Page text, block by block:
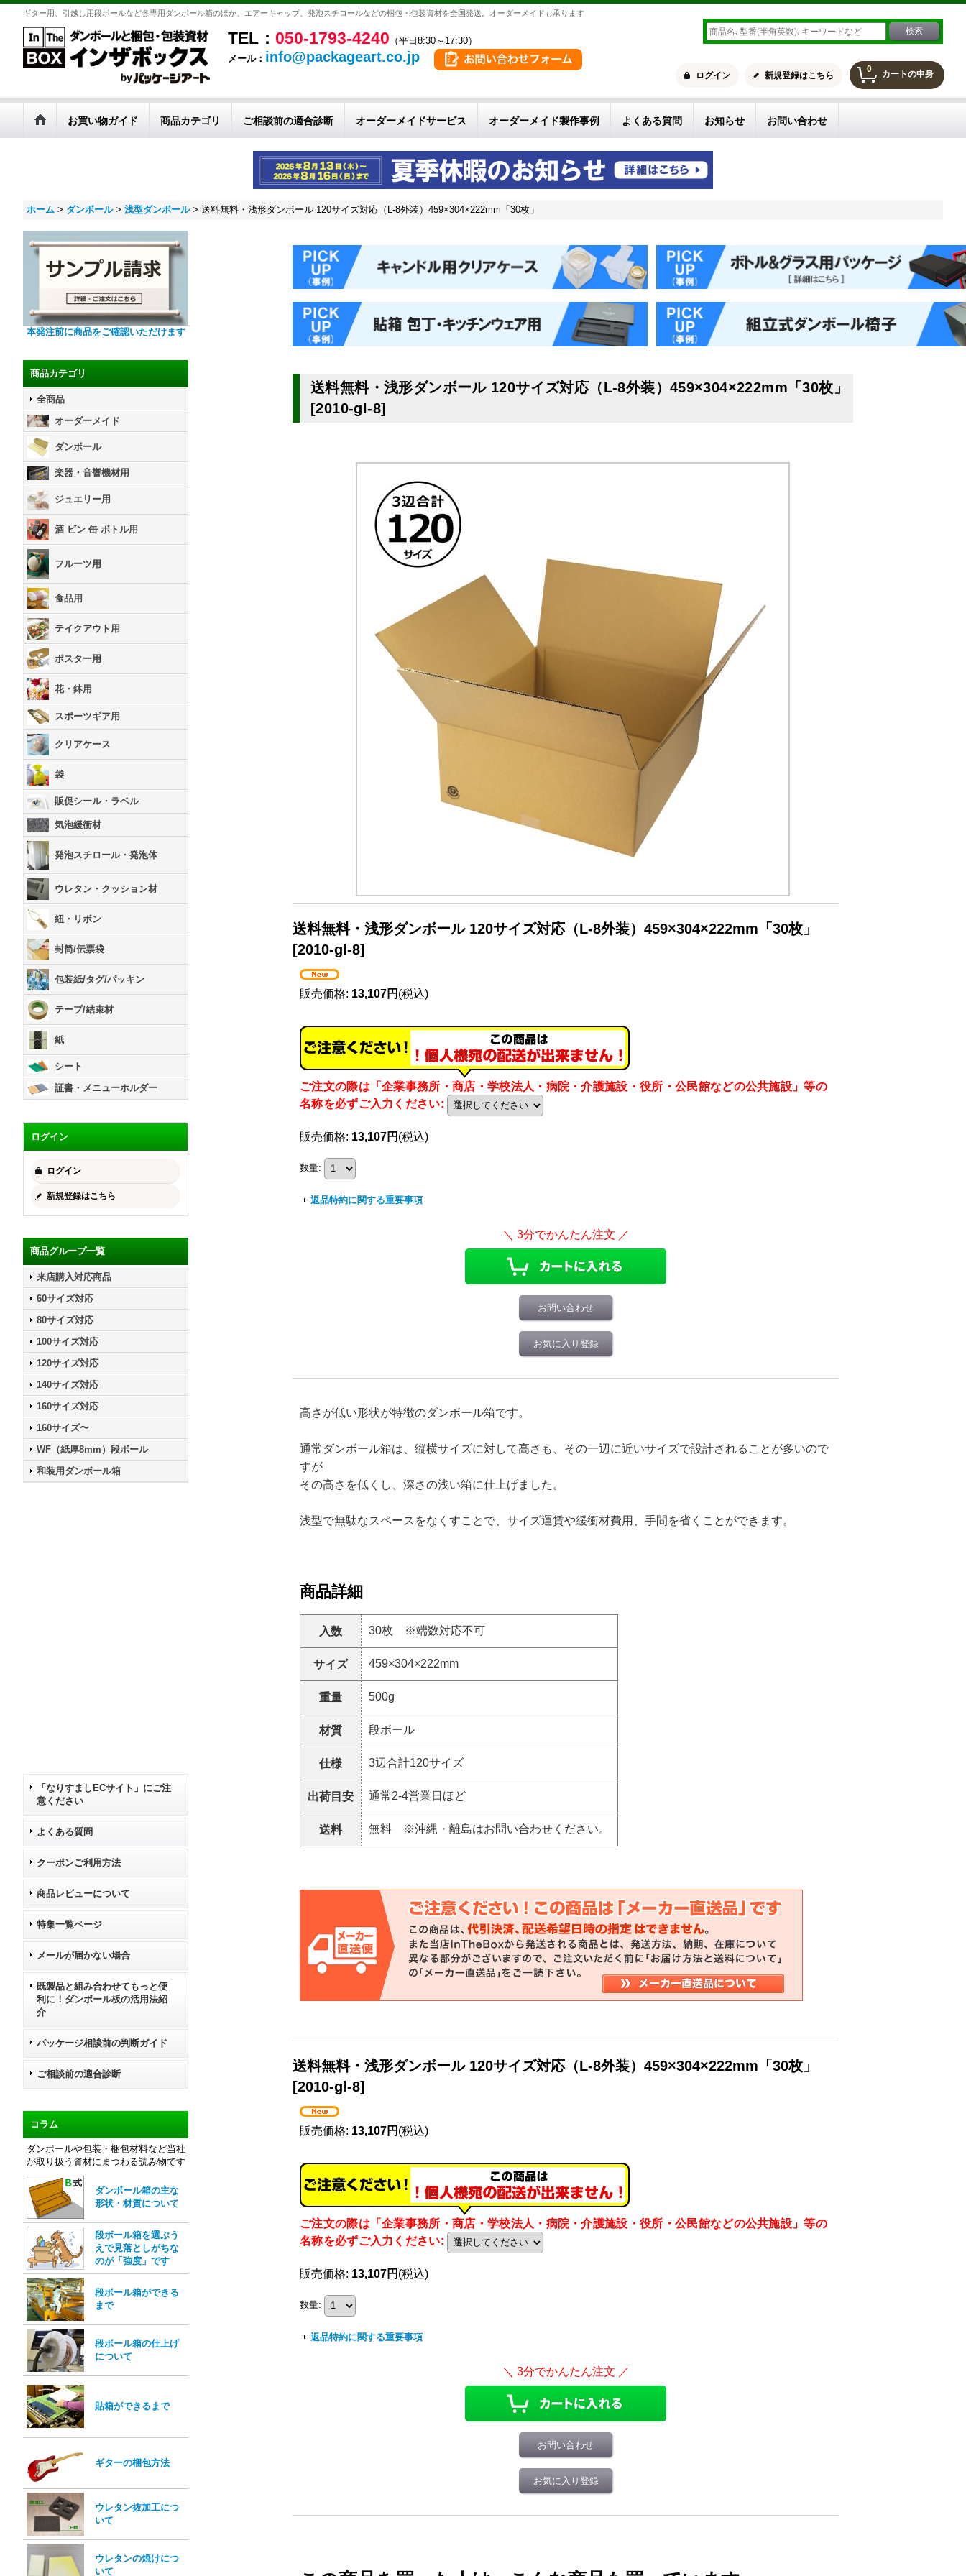
ギター用、引越し用段ボールなど各専用ダンボール箱のほか、エアーキャップ、発泡スチロールなどの梱包・包装資材を全国発送。オーダーメイドも承ります
TEL： 050-1793-4240 （平日8:30～17:30）
メール： info@packageart.co.jp
0 カートの中身
ログイン 新規登録はこちら
お買い物ガイド 商品カテゴリ ご相談前の適合診断 オーダーメイドサービス オーダーメイド製作事例 よくある質問 お知らせ お問い合わせ
ホーム > ダンボール > 浅型ダンボール > 送料無料・浅形ダンボール 120サイズ対応（L-8外装）459×304×222mm「30枚」
本発注前に商品をご確認いただけます
商品カテゴリ
全商品
オーダーメイド
ダンボール
楽器・音響機材用
ジュエリー用
酒 ビン 缶 ボトル用
フルーツ用
食品用
テイクアウト用
ポスター用
花・鉢用
スポーツギア用
クリアケース
袋
販促シール・ラベル
気泡緩衝材
発泡スチロール・発泡体
ウレタン・クッション材
紐・リボン
封筒/伝票袋
包装紙/タグ/パッキン
テープ/結束材
紙
シート
証書・メニューホルダー
ログイン
ログイン
新規登録はこちら
商品グループ一覧
来店購入対応商品
60サイズ対応
80サイズ対応
100サイズ対応
120サイズ対応
140サイズ対応
160サイズ対応
160サイズ〜
WF（紙厚8mm）段ボール
和装用ダンボール箱
「なりすましECサイト」にご注
意ください
よくある質問
クーポンご利用方法
商品レビューについて
特集一覧ページ
メールが届かない場合
既製品と組み合わせてもっと便
利に！ダンボール板の活用法紹
介
パッケージ相談前の判断ガイド
ご相談前の適合診断
コラム
ダンボールや包装・梱包材料など当社
が取り扱う資材にまつわる読み物です
ダンボール箱の主な
形状・材質について
段ボール箱を選ぶう
えで見落としがちな
のが「強度」です
段ボール箱ができる
まで
段ボール箱の仕上げ
について
貼箱ができるまで
ギターの梱包方法
ウレタン抜加工につ
いて
ウレタンの焼けにつ
いて
送料無料・浅形ダンボール 120サイズ対応（L-8外装）459×304×222mm「30枚」
[2010-gl-8]
送料無料・浅形ダンボール 120サイズ対応（L-8外装）459×304×222mm「30枚」
[2010-gl-8]
販売価格: 13,107円 (税込)
ご注文の際は「企業事務所・商店・学校法人・病院・介護施設・役所・公民館などの公共施設」等の
名称を必ずご入力ください:
販売価格: 13,107円 (税込)
数量:
返品特約に関する重要事項
お問い合わせ
お気に入り登録
高さが低い形状が特徴のダンボール箱です。
通常ダンボール箱は、縦横サイズに対して高さも、その一辺に近いサイズで設計されることが多いので
すが
その高さを低くし、深さの浅い箱に仕上げました。
浅型で無駄なスペースをなくすことで、サイズ運賃や緩衝材費用、手間を省くことができます。
商品詳細
入数 30枚 ※端数対応不可
サイズ 459×304×222mm
重量 500g
材質 段ボール
仕様 3辺合計120サイズ
出荷目安 通常2-4営業日ほど
送料 無料 ※沖縄・離島はお問い合わせください。
送料無料・浅形ダンボール 120サイズ対応（L-8外装）459×304×222mm「30枚」
[2010-gl-8]
販売価格: 13,107円 (税込)
ご注文の際は「企業事務所・商店・学校法人・病院・介護施設・役所・公民館などの公共施設」等の
名称を必ずご入力ください:
販売価格: 13,107円 (税込)
数量:
返品特約に関する重要事項
お問い合わせ
お気に入り登録